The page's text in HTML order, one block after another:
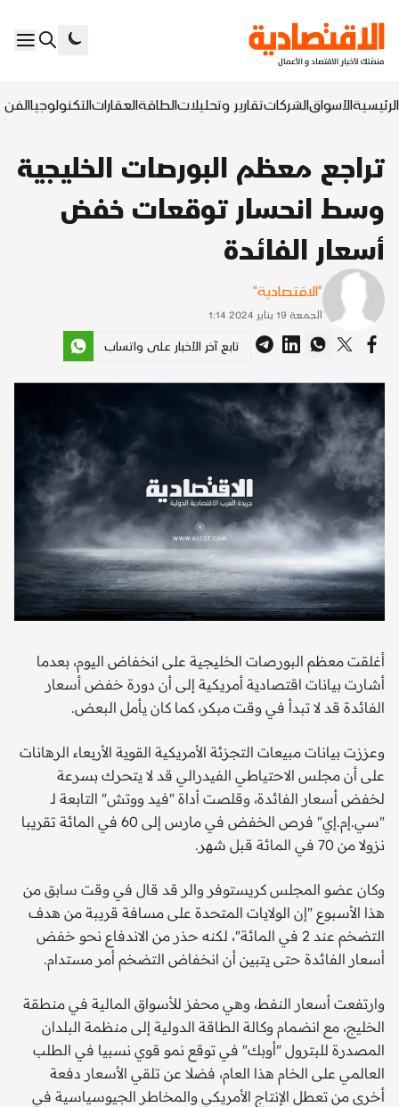
الرئيسيةالأسواقالشركاتتقارير وتحليلاتالطاقةالعقاراتالتكنولوجياالفن
تراجع معظم البورصات الخليجية
وسط انحسار توقعات خفض
أسعار الفائدة
"الاقتصادية"
الجمعة 19 يناير 2024 1:14
تابع آخر الأخبار على واتساب
أغلقت معظم البورصات الخليجية على انخفاض اليوم، بعدما
أشارت بيانات اقتصادية أمريكية إلى أن دورة خفض أسعار
الفائدة قد لا تبدأ في وقت مبكر، كما كان يأمل البعض.
وعززت بيانات مبيعات التجزئة الأمريكية القوية الأربعاء الرهانات
على أن مجلس الاحتياطي الفيدرالي قد لا يتحرك بسرعة
لخفض أسعار الفائدة، وقلصت أداة "فيد ووتش" التابعة لـ
"سي.إم.إي" فرص الخفض في مارس إلى 60 في المائة تقريبا
نزولا من 70 في المائة قبل شهر.
وكان عضو المجلس كريستوفر والر قد قال في وقت سابق من
هذا الأسبوع "إن الولايات المتحدة على مسافة قريبة من هدف
التضخم عند 2 في المائة"، لكنه حذر من الاندفاع نحو خفض
أسعار الفائدة حتى يتبين أن انخفاض التضخم أمر مستدام.
وارتفعت أسعار النفط، وهي محفز للأسواق المالية في منطقة
الخليج، مع انضمام وكالة الطاقة الدولية إلى منظمة البلدان
المصدرة للبترول "أوبك" في توقع نمو قوي نسبيا في الطلب
العالمي على الخام هذا العام، فضلا عن تلقي الأسعار دفعة
أخرى من تعطل الإنتاج الأمريكي والمخاطر الجيوسياسية في